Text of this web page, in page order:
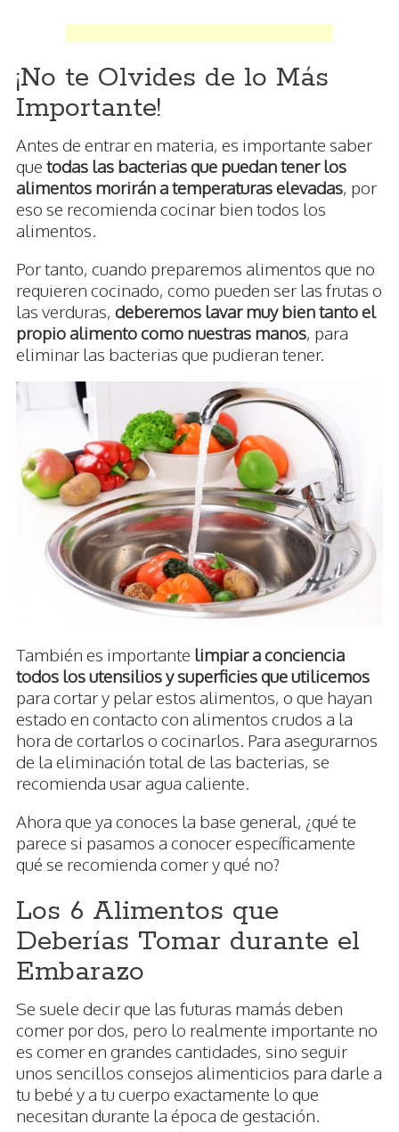
¡No te Olvides de lo Más
Importante!
Antes de entrar en materia, es importante saber
que todas las bacterias que puedan tener los
alimentos morirán a temperaturas elevadas, por
eso se recomienda cocinar bien todos los
alimentos.
Por tanto, cuando preparemos alimentos que no
requieren cocinado, como pueden ser las frutas o
las verduras, deberemos lavar muy bien tanto el
propio alimento como nuestras manos, para
eliminar las bacterias que pudieran tener.
También es importante limpiar a conciencia
todos los utensilios y superficies que utilicemos
para cortar y pelar estos alimentos, o que hayan
estado en contacto con alimentos crudos a la
hora de cortarlos o cocinarlos. Para asegurarnos
de la eliminación total de las bacterias, se
recomienda usar agua caliente.
Ahora que ya conoces la base general, ¿qué te
parece si pasamos a conocer específicamente
qué se recomienda comer y qué no?
Los 6 Alimentos que
Deberías Tomar durante el
Embarazo
Se suele decir que las futuras mamás deben
comer por dos, pero lo realmente importante no
es comer en grandes cantidades, sino seguir
unos sencillos consejos alimenticios para darle a
tu bebé y a tu cuerpo exactamente lo que
necesitan durante la época de gestación.